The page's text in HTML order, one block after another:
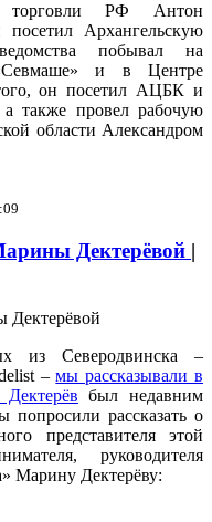
торговли РФ Антон
Архангельскую
побывал на
и в Центре
он посетил АЦБК и
также провел рабочую
области Александром
Дектерёвой |
из Северодвинска –
–мы рассказывали в
был недавним
рассказать о
представителя этой
руководителя
Марину Дектерёву: